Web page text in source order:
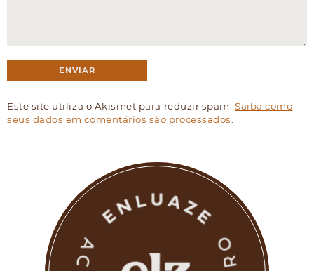
Este site utiliza o Akismet para reduzir spam.Saiba como
seus dados em comentários são processados